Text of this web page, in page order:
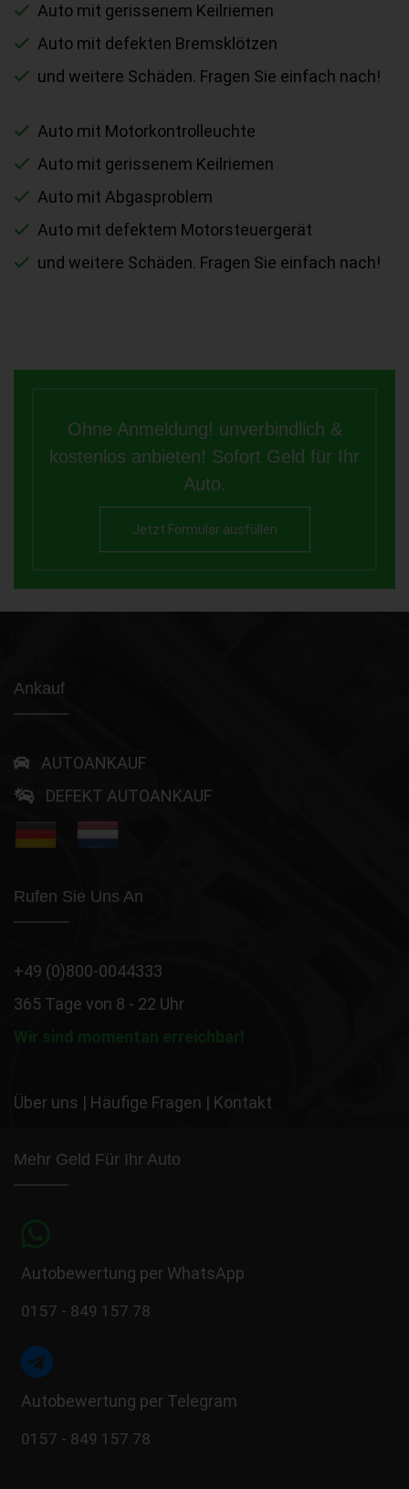
Auto mit gerissenem Keilriemen
Auto mit defekten Bremsklötzen
und weitere Schäden. Fragen Sie einfach nach!
Auto mit Motorkontrolleuchte
Auto mit gerissenem Keilriemen
Auto mit Abgasproblem
Auto mit defektem Motorsteuergerät
und weitere Schäden. Fragen Sie einfach nach!
Ohne Anmeldung! unverbindlich &
kostenlos anbieten! Sofort Geld für Ihr
Auto.
Jetzt Formular ausfüllen
Ankauf
AUTOANKAUF
DEFEKT AUTOANKAUF
Rufen Sie Uns An
+49 (0)800-0044333
365 Tage von 8 - 22 Uhr
Wir sind momentan erreichbar!
Über uns | Häufige Fragen | Kontakt
Mehr Geld Für Ihr Auto
Autobewertung per WhatsApp
0157 - 849 157 78
Autobewertung per Telegram
0157 - 849 157 78